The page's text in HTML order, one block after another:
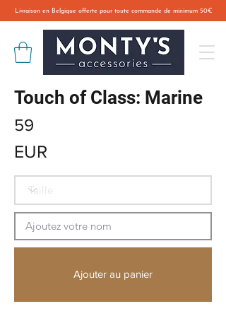
Livraison en Belgique offerte pour toute commande de minimum 50€
Touch of Class: Marine
59
EUR
Ajouter au panier